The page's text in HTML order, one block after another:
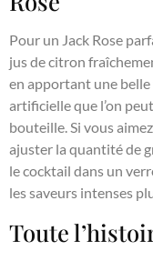
Pour un Jack Rose
jus de citron
en apportant une
artificielle que l’on
bouteille. Si vous
ajuster la quantité de
le cocktail dans un
les saveurs intenses
Toute